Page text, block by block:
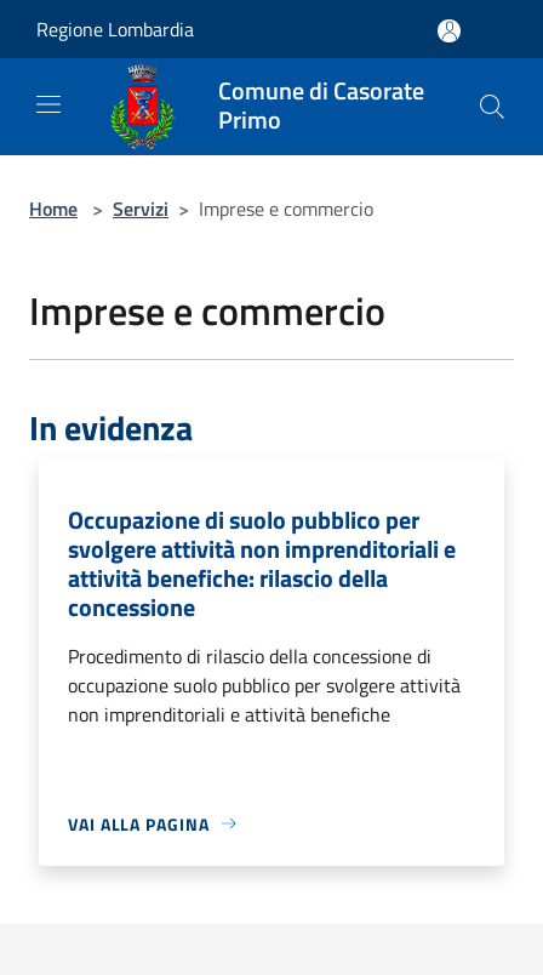
Regione Lombardia
Comune di Casorate
Primo
Home > Servizi > Imprese e commercio
Imprese e commercio
In evidenza
Occupazione di suolo pubblico per
svolgere attività non imprenditoriali e
attività benefiche: rilascio della
concessione
Procedimento di rilascio della concessione di
occupazione suolo pubblico per svolgere attività
non imprenditoriali e attività benefiche
VAI ALLA PAGINA